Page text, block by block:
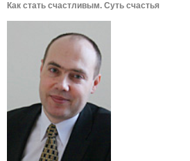
Как стать счастливым. Суть счастья